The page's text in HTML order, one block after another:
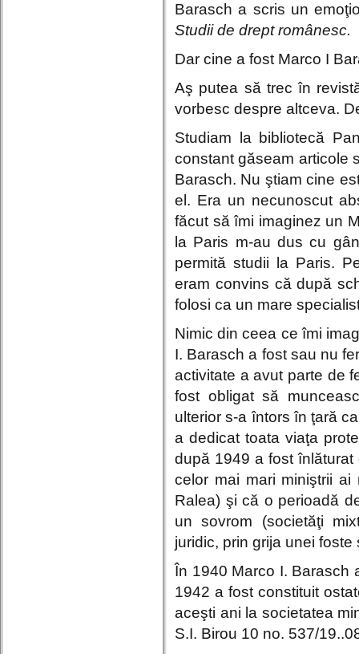
Barasch a scris un
Studii de drept românesc.
Dar cine a fost Marco I
Aş putea să trec în
vorbesc despre altceva.
Studiam la bibliotecă
constant găseam articole
Barasch. Nu ştiam cine
el. Era un necunoscut
făcut să îmi imaginez un
la Paris m-au dus cu
permită studii la Paris.
eram convins că după
folosi ca un mare
Nimic din ceea ce îmi
I. Barasch a fost sau nu
activitate a avut parte de
fost obligat să
ulterior s-a întors în ţară
a dedicat toata viaţa
după 1949 a fost înlăturat
celor mai mari miniştrii ai
Ralea) şi că o perioadă
un sovrom (societăţi
juridic, prin grija unei foste
În 1940 Marco I. Barasch
1942 a fost constituit
aceşti ani la societatea
S.I. Birou 10 no. 537/